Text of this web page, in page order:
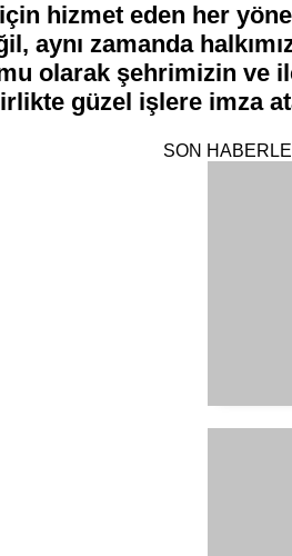
hizmet eden her
aynı zamanda
olarak şehrimizin ve
güzel işlere imza
SON